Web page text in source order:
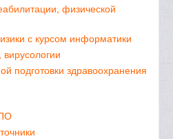
физической
с курсом информатики
подготовки здравоохранения